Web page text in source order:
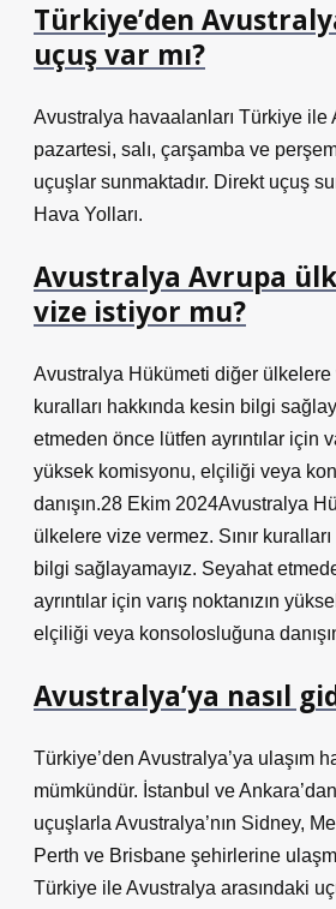
Türkiye’den
uçuş var mı?
Avustralya havaalanları Türkiye ile
pazartesi, salı, çarşamba ve
uçuşlar sunmaktadır. Direkt uçuş
Hava Yolları.
Avustralya Avrupa
vize istiyor mu?
Avustralya Hükümeti diğer ülkelere
kuralları hakkında kesin bilgi
etmeden önce lütfen ayrıntılar için
yüksek komisyonu, elçiliği veya
danışın.28 Ekim 2024Avustralya
ülkelere vize vermez. Sınır
bilgi sağlayamayız. Seyahat
ayrıntılar için varış noktanızın
elçiliği veya konsolosluğuna
Avustralya’ya nasıl
Türkiye’den Avustralya’ya ulaşım
mümkündür. İstanbul ve
uçuşlarla Avustralya’nın Sidney,
Perth ve Brisbane şehirlerine
Türkiye ile Avustralya arasındaki